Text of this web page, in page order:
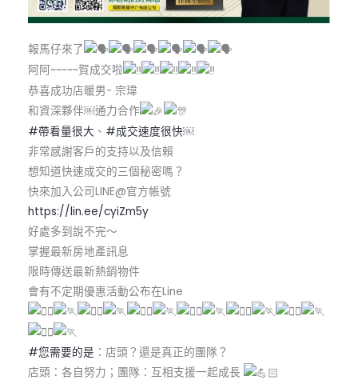
報馬仔來了
阿阿~~~~~賀成交啦
恭喜成功店暖男- 宗瑋
和資深夥伴￼通力合作
#帶看量很大 、 #成交速度很快￼
非常感謝客戶的支持以及信賴
想知道快速成交的三個秘密嗎？
快來加入公司LINE@官方帳號
https://lin.ee/cyiZm5y
好處多到說不完～
掌握最新房地產訊息
限時傳送最新熱銷物件
會有不定期優惠活動公布在Line
#您需要的是 ：店頭？還是真正的團隊？
店頭：各自努力；團隊：互相支援一起成長